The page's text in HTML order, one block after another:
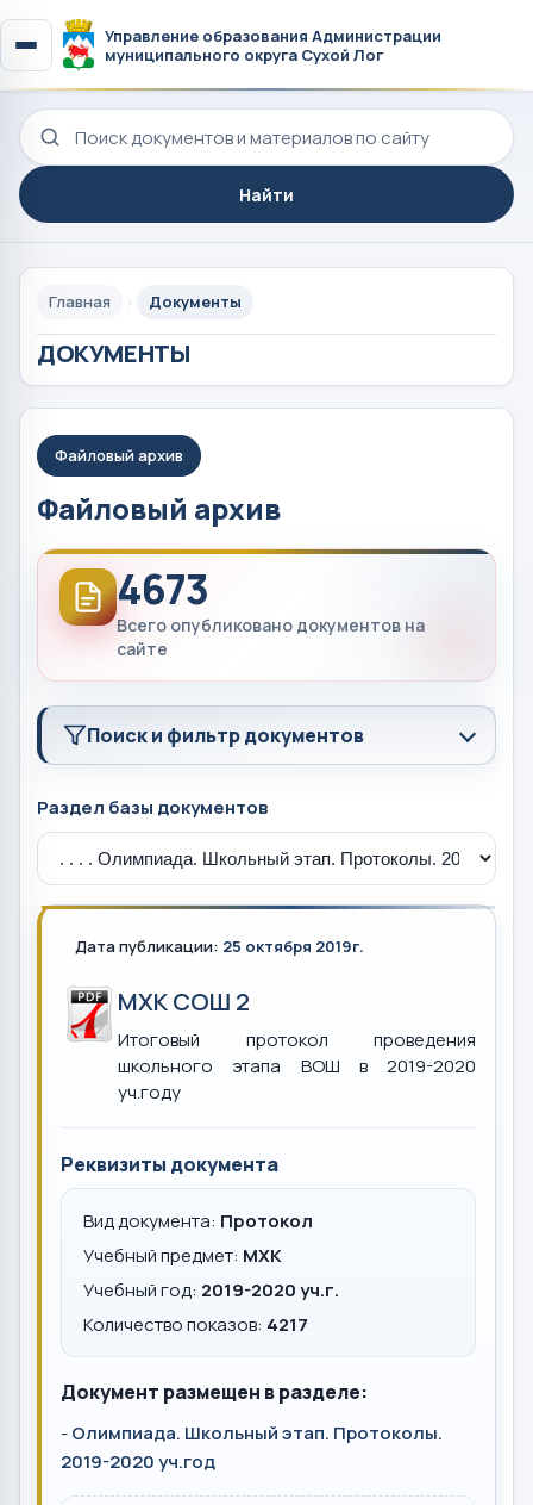
Управление образования Администрации
муниципального округа Сухой Лог
Поиск по сайту
Найти
Главная Документы
ДОКУМЕНТЫ
Файловый архив
Файловый архив
4673
Всего опубликовано документов на
сайте
Поиск и фильтр документов
Раздел базы документов
Дата публикации: 25 октября 2019г.
МХК СОШ 2
Итоговый протокол проведения
школьного этапа ВОШ в 2019-2020
уч.году
Реквизиты документа
Вид документа: Протокол
Учебный предмет: МХК
Учебный год: 2019-2020 уч.г.
Количество показов: 4217
Документ размещен в разделе:
-Олимпиада. Школьный этап. Протоколы.
2019-2020 уч.год